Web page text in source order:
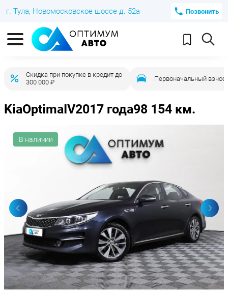
г. Тула, Новомосковское шоссе д. 52а Позвонить
Скидка при покупке в кредит до
300 000 ₽
Первоначальный взнос
KiaOptimaIV2017 года98 154 км.
В наличии